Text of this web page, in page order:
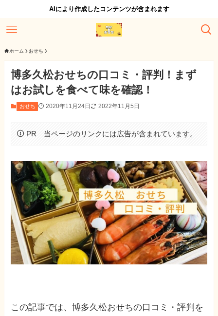
AIにより作成したコンテンツが含まれます
ホーム おせち
博多久松おせちの口コミ・評判！まず
はお試しを食べて味を確認！
おせち 2020年11月24日 2022年11月5日
PR 当ページのリンクには広告が含まれています。
この記事では、博多久松おせちの口コミ・評判を